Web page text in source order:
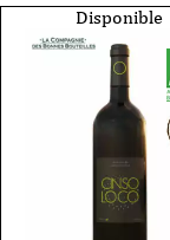
Disponible